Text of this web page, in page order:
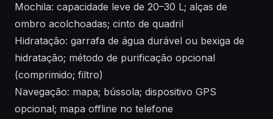
Mochila: capacidade leve de 20–30 L; alças de
ombro acolchoadas; cinto de quadril
Hidratação: garrafa de água durável ou bexiga de
hidratação; método de purificação opcional
(comprimido; filtro)
Navegação: mapa; bússola; dispositivo GPS
opcional; mapa offline no telefone